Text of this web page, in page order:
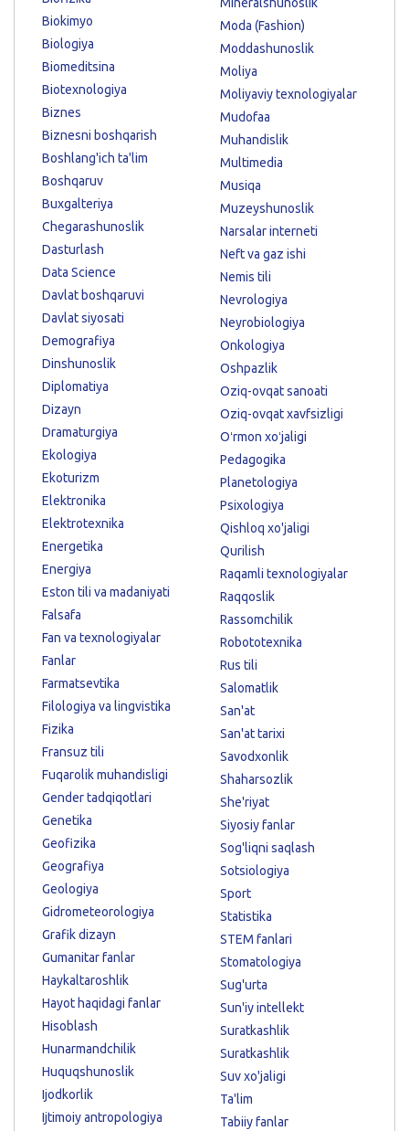
Biokimyo
Biologiya
Biomeditsina
Biotexnologiya
Biznes
Biznesni boshqarish
Boshlang'ich ta'lim
Boshqaruv
Buxgalteriya
Chegarashunoslik
Dasturlash
Data Science
Davlat boshqaruvi
Davlat siyosati
Demografiya
Dinshunoslik
Diplomatiya
Dizayn
Dramaturgiya
Ekologiya
Ekoturizm
Elektronika
Elektrotexnika
Energetika
Energiya
Eston tili va madaniyati
Falsafa
Fan va texnologiyalar
Fanlar
Farmatsevtika
Filologiya va lingvistika
Fizika
Fransuz tili
Fuqarolik muhandisligi
Gender tadqiqotlari
Genetika
Geofizika
Geografiya
Geologiya
Gidrometeorologiya
Grafik dizayn
Gumanitar fanlar
Haykaltaroshlik
Hayot haqidagi fanlar
Hisoblash
Hunarmandchilik
Huquqshunoslik
Ijodkorlik
Ijtimoiy antropologiya
Moda (Fashion)
Moddashunoslik
Moliya
Moliyaviy texnologiyalar
Mudofaa
Muhandislik
Multimedia
Musiqa
Muzeyshunoslik
Narsalar interneti
Neft va gaz ishi
Nemis tili
Nevrologiya
Neyrobiologiya
Onkologiya
Oshpazlik
Oziq-ovqat sanoati
Oziq-ovqat xavfsizligi
Oʻrmon xoʻjaligi
Pedagogika
Planetologiya
Psixologiya
Qishloq xo'jaligi
Qurilish
Raqamli texnologiyalar
Raqqoslik
Rassomchilik
Robototexnika
Rus tili
Salomatlik
San'at
San'at tarixi
Savodxonlik
Shaharsozlik
She'riyat
Siyosiy fanlar
Sog'liqni saqlash
Sotsiologiya
Sport
Statistika
STEM fanlari
Stomatologiya
Sug'urta
Sun'iy intellekt
Suratkashlik
Suratkashlik
Suv xo'jaligi
Ta'lim
Tabiiy fanlar